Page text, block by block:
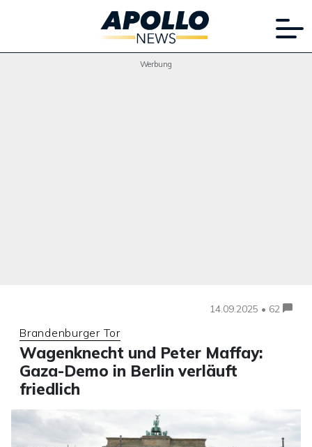
Werbung
14.09.2025 • 62
Brandenburger Tor
Wagenknecht und Peter Maffay:
Gaza-Demo in Berlin verläuft
friedlich